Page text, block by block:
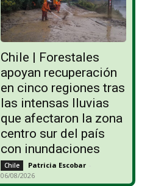
Chile | Forestales
apoyan recuperación
en cinco regiones tras
las intensas lluvias
que afectaron la zona
centro sur del país
con inundaciones
Chile Patricia Escobar -
06/08/2026